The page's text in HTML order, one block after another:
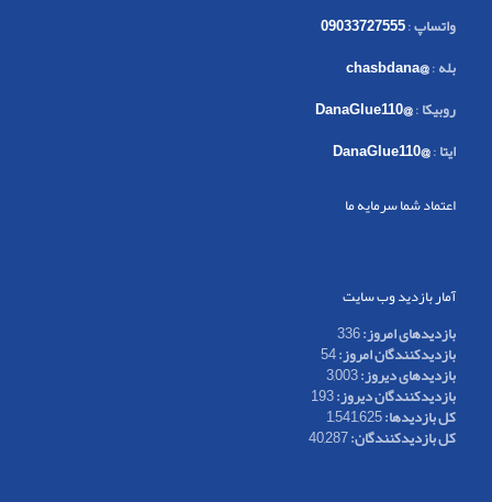
واتساپ:
09033727555
بله:
@chasbdana
روبیکا:
@DanaGlue110
ایتا:
@DanaGlue110
اعتماد شما سرمایه ما
آمار بازدید وب سایت
بازدیدهای امروز:336
بازدیدکنندگان امروز:54
بازدیدهای دیروز:3,003
بازدیدکنندگان دیروز:193
کل بازدیدها:1,541,625
کل بازدیدکنند‌گان:40,287